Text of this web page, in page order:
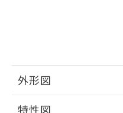
外形図
特性図